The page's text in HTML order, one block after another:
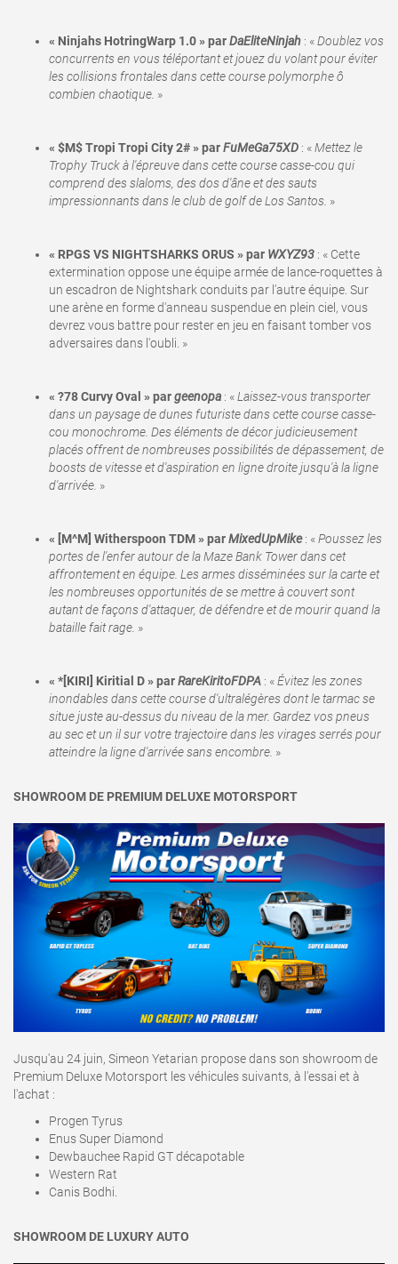
« Ninjahs HotringWarp 1.0 » parDaEliteNinjah : «Doublez vos
concurrents en vous téléportant et jouez du volant pour éviter
les collisions frontales dans cette course polymorphe ô
combien chaotique. »
« $M$ Tropi Tropi City 2# » parFuMeGa75XD : «Mettez le
Trophy Truck à l'épreuve dans cette course casse-cou qui
comprend des slaloms, des dos d'âne et des sauts
impressionnants dans le club de golf de Los Santos. »
« RPGS VS NIGHTSHARKS ORUS » par WXYZ93 : « Cette
extermination oppose une équipe armée de lance-roquettes à
un escadron de Nightshark conduits par l'autre équipe. Sur
une arène en forme d'anneau suspendue en plein ciel, vous
devrez vous battre pour rester en jeu en faisant tomber vos
adversaires dans l'oubli. »
« ?78 Curvy Oval » pargeenopa : «Laissez-vous transporter
dans un paysage de dunes futuriste dans cette course casse-
cou monochrome. Des éléments de décor judicieusement
placés offrent de nombreuses possibilités de dépassement, de
boosts de vitesse et d'aspiration en ligne droite jusqu'à la ligne
d'arrivée. »
« [M^M] Witherspoon TDM » parMixedUpMike: «Poussez les
portes de l'enfer autour de la Maze Bank Tower dans cet
affrontement en équipe. Les armes disséminées sur la carte et
les nombreuses opportunités de se mettre à couvert sont
autant de façons d'attaquer, de défendre et de mourir quand la
bataille fait rage. »
« *[KIRI] Kiritial D » parRareKiritoFDPA : «Évitez les zones
inondables dans cette course d'ultralégères dont le tarmac se
situe juste au-dessus du niveau de la mer. Gardez vos pneus
au sec et un il sur votre trajectoire dans les virages serrés pour
atteindre la ligne d'arrivée sans encombre. »
SHOWROOM DE PREMIUM DELUXE MOTORSPORT
Jusqu'au 24 juin, Simeon Yetarian propose dans son showroom de
Premium Deluxe Motorsport les véhicules suivants, à l'essai et à
l'achat :
Progen Tyrus
Enus Super Diamond
Dewbauchee Rapid GT décapotable
Western Rat
Canis Bodhi.
SHOWROOM DE LUXURY AUTO